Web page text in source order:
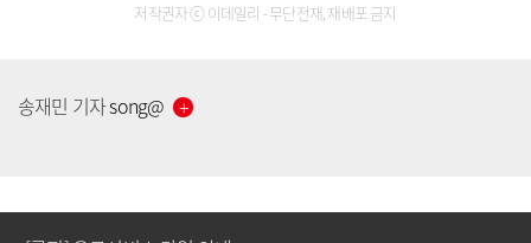
저작권자 ⓒ 이데일리 - 무단전재, 재배포 금지
송재민 기자song@
[공지] 유료서비스 가입 안내